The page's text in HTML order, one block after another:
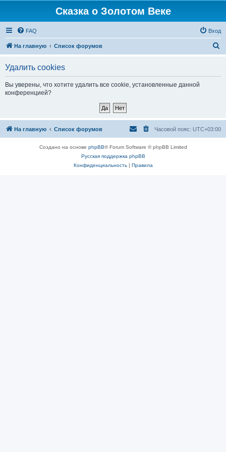
Сказка о Золотом Веке
FAQ Вход
На главную Список форумов
Удалить cookies
Вы уверены, что хотите удалить все cookie, установленные данной
конференцией?
На главную Список форумов Часовой пояс: UTC+03:00
Создано на основе phpBB® Forum Software © phpBB Limited
Русская поддержка phpBB
Конфиденциальность| Правила